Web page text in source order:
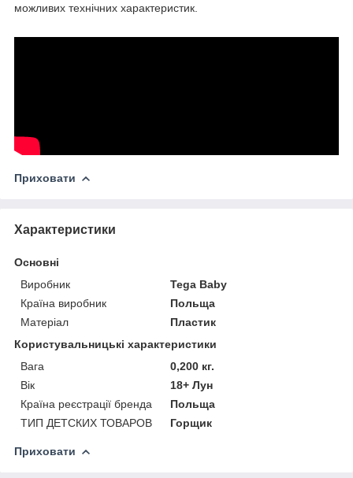
можливих технічних характеристик.
Приховати
Характеристики
Основні
Виробник
Tega Baby
Країна виробник
Польща
Матеріал
Пластик
Користувальницькі характеристики
Вага
0,200 кг.
Вік
18+ Лун
Країна реєстрації бренда
Польща
ТИП ДЕТСКИХ ТОВАРОВ
Горщик
Приховати